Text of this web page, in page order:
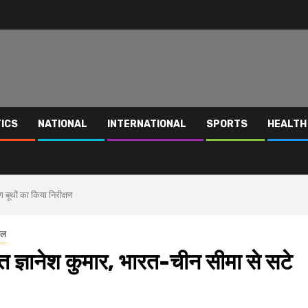
NATIONAL INTERNATIONAL SPORTS HEALTH
का किया निरीक्षण
ज्ञानेश कुमार, भारत-चीन सीमा से सटे